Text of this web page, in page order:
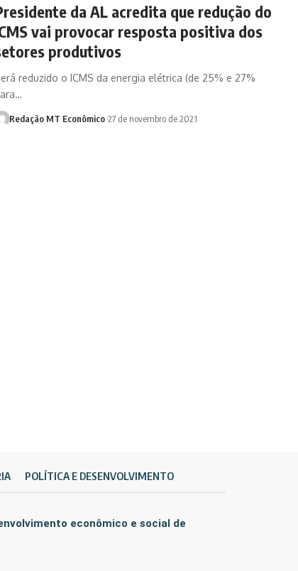
da AL acredita que redução do
vai provocar resposta positiva dos
produtivos
reduzido o ICMS da energia elétrica (de 25% e 27%
Redação MT Econômico 27 de novembro de 2021
POLÍTICA E DESENVOLVIMENTO
econômico e social de